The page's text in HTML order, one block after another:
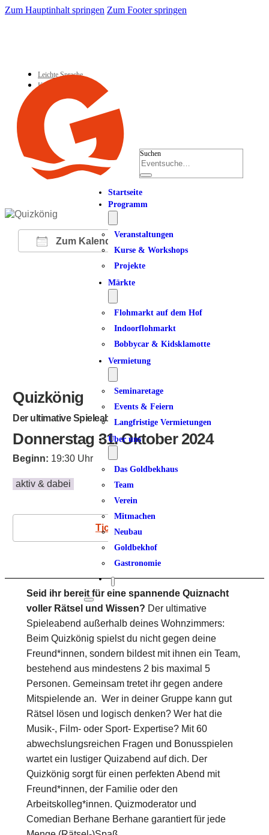
Zum Hauptinhalt springen Zum Footer springen
Leichte Sprache
Kontakt
Suchen
Startseite
Programm
Veranstaltungen
Kurse & Workshops
Projekte
Märkte
Flohmarkt auf dem Hof
Indoorflohmarkt
Bobbycar & Kidsklamotte
Vermietung
Seminaretage
Events & Feiern
Langfristige Vermietungen
Über uns
Das Goldbekhaus
Team
Verein
Mitmachen
Neubau
Goldbekhof
Gastronomie
Zum Kalender hinzufügen
ICS herunterladen
Google Kalender
iCalendarOffice 365
Quizkönig
Der ultimative Spieleabend
Donnerstag 31. Oktober 2024
Beginn: 19:30 Uhr
aktiv & dabei
Tickets
Seid ihr bereit für eine spannende Quiznacht
voller Rätsel und Wissen? Der ultimative
Spieleabend außerhalb deines Wohnzimmers:
Beim Quizkönig spielst du nicht gegen deine
Freund*innen, sondern bildest mit ihnen ein Team,
bestehend aus mindestens 2 bis maximal 5
Personen. Gemeinsam tretet ihr gegen andere
Mitspielende an. Wer in deiner Gruppe kann gut
Rätsel lösen und logisch denken? Wer hat die
Musik-, Film- oder Sport- Expertise? Mit 60
abwechslungsreichen Fragen und Bonusspielen
wartet ein lustiger Quizabend auf dich. Der
Quizkönig sorgt für einen perfekten Abend mit
Freund*innen, der Familie oder den
Arbeitskolleg*innen. Quizmoderator und
Comedian Berhane Berhane garantiert für jede